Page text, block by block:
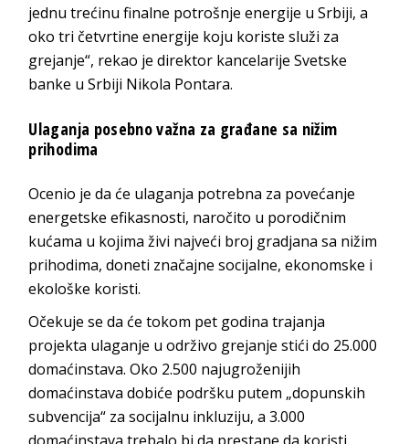
jednu trećinu finalne potrošnje energije u Srbiji, a
oko tri četvrtine energije koju koriste služi za
grejanje“, rekao je direktor kancelarije Svetske
banke u Srbiji Nikola Pontara.
Ulaganja posebno važna za građane sa nižim
prihodima
Ocenio je da će ulaganja potrebna za povećanje
energetske efikasnosti, naročito u porodičnim
kućama u kojima živi najveći broj gradjana sa nižim
prihodima, doneti značajne socijalne, ekonomske i
ekološke koristi.
Očekuje se da će tokom pet godina trajanja
projekta ulaganje u održivo grejanje stići do 25.000
domaćinstava. Oko 2.500 najugroženijih
domaćinstava dobiće podršku putem „dopunskih
subvencija“ za socijalnu inkluziju, a 3.000